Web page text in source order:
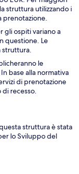
struttura utilizzando i
prenotazione.
gli ospiti variano a
questione. Le
struttura.
le
base alla normativa
di prenotazione
recesso.
struttura è stata
lo Sviluppo del